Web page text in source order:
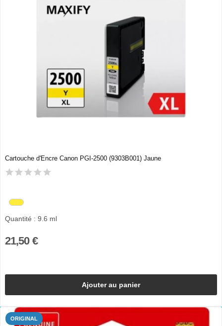
Cartouche d'Encre Canon PGI-2500 (9303B001) Jaune
Quantité : 9.6 ml
21,50 €
Ajouter au panier
ORIGINAL